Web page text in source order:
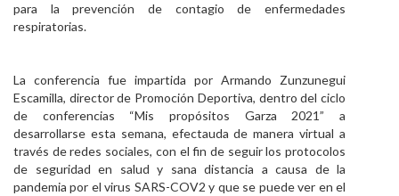
para la prevención de contagio de enfermedades
respiratorias.
La conferencia fue impartida por Armando Zunzunegui
Escamilla, director de Promoción Deportiva, dentro del ciclo
de conferencias “Mis propósitos Garza 2021” a
desarrollarse esta semana, efectauda de manera virtual a
través de redes sociales, con el fin de seguir los protocolos
de seguridad en salud y sana distancia a causa de la
pandemia por el virus SARS-COV2 y que se puede ver en el